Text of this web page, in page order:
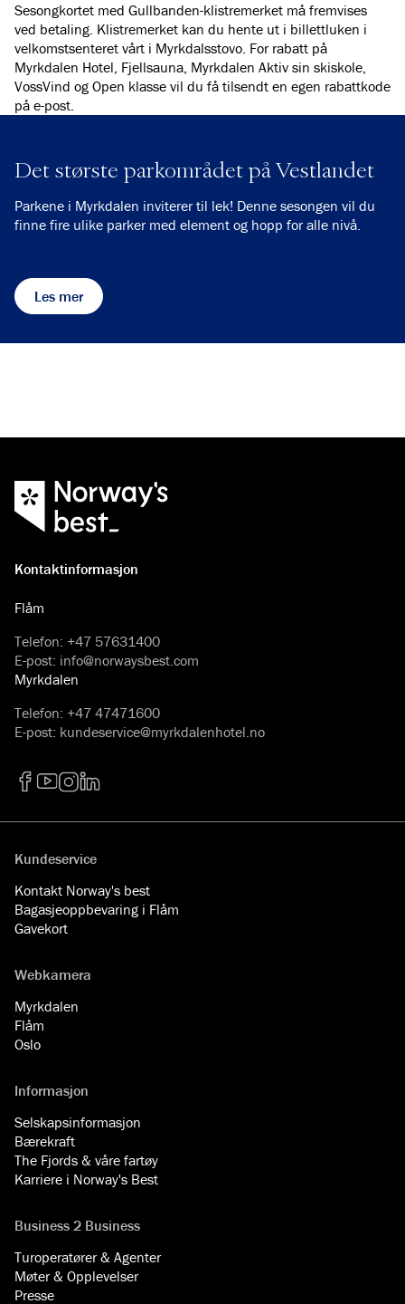
Sesongkortet med Gullbanden-klistremerket må fremvises
ved betaling. Klistremerket kan du hente ut i billettluken i
velkomstsenteret vårt i Myrkdalsstovo. For rabatt på
Myrkdalen Hotel, Fjellsauna, Myrkdalen Aktiv sin skiskole,
VossVind og Open klasse vil du få tilsendt en egen rabattkode
på e-post.
Det største parkområdet på Vestlandet
Parkene i Myrkdalen inviterer til lek! Denne sesongen vil du
finne fire ulike parker med element og hopp for alle nivå.
Les mer
Kontaktinformasjon
Flåm
Telefon: +47 57631400
E-post: info@norwaysbest.com
Myrkdalen
Telefon: +47 47471600
E-post: kundeservice@myrkdalenhotel.no
Kundeservice
Kontakt Norway's best
Bagasjeoppbevaring i Flåm
Gavekort
Webkamera
Myrkdalen
Flåm
Oslo
Informasjon
Selskapsinformasjon
Bærekraft
The Fjords & våre fartøy
Karriere i Norway's Best
Business 2 Business
Turoperatører & Agenter
Møter & Opplevelser
Presse